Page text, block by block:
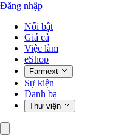
Đăng nhập
Nổi bật
Giá cả
Việc làm
eShop
Farmext
Sự kiện
Danh bạ
Thư viện